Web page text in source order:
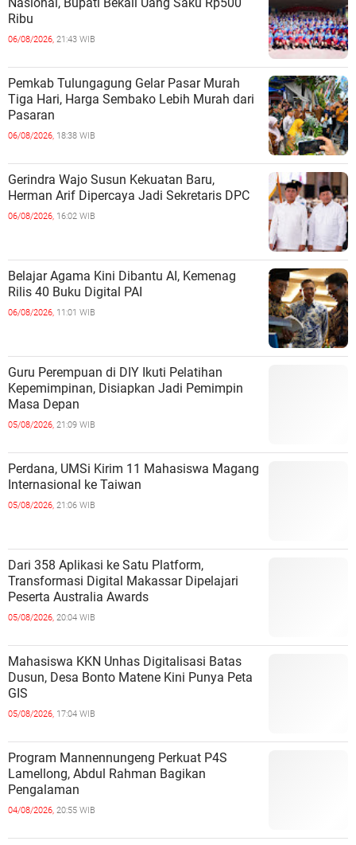
Ribu
06/08/2026, 21:43 WIB
Pemkab Tulungagung Gelar Pasar Murah
Tiga Hari, Harga Sembako Lebih Murah dari
Pasaran
06/08/2026, 18:38 WIB
Gerindra Wajo Susun Kekuatan Baru,
Herman Arif Dipercaya Jadi Sekretaris DPC
06/08/2026, 16:02 WIB
Belajar Agama Kini Dibantu AI, Kemenag
Rilis 40 Buku Digital PAI
06/08/2026, 11:01 WIB
Guru Perempuan di DIY Ikuti Pelatihan
Kepemimpinan, Disiapkan Jadi Pemimpin
Masa Depan
05/08/2026, 21:09 WIB
Perdana, UMSi Kirim 11 Mahasiswa Magang
Internasional ke Taiwan
05/08/2026, 21:06 WIB
Dari 358 Aplikasi ke Satu Platform,
Transformasi Digital Makassar Dipelajari
Peserta Australia Awards
05/08/2026, 20:04 WIB
Mahasiswa KKN Unhas Digitalisasi Batas
Dusun, Desa Bonto Matene Kini Punya Peta
GIS
05/08/2026, 17:04 WIB
Program Mannennungeng Perkuat P4S
Lamellong, Abdul Rahman Bagikan
Pengalaman
04/08/2026, 20:55 WIB